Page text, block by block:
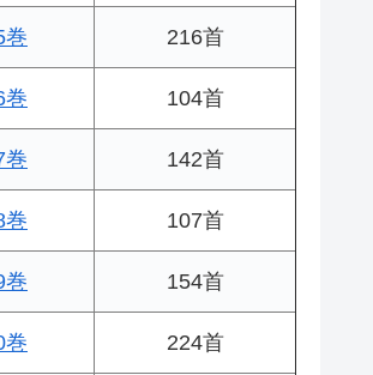
巻 216首
巻 104首
巻 142首
巻 107首
巻 154首
巻 224首